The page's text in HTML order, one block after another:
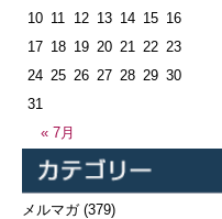
« 7月
10 11 12 13 14 15 16
17 18 19 20 21 22 23
24 25 26 27 28 29 30
31
メルマガ(379)